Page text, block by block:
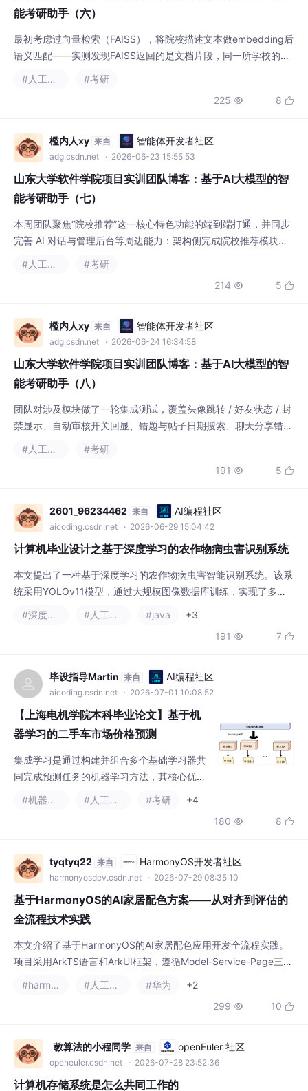
能考研助手（六）
最初考虑过向量检索（FAISS），将院校描述文本做embedding后
语义匹配——实测发现FAISS返回的是文档片段，同一所学校的多
描述某个专业，脱离了院校整体。（2）获取会话列表和聊天记
录：优先读Redis缓存，未命中则查MySQL分页查询，组装Messa
存（TTL 30分钟）
#考研
225  8 
檻内人xy 来自 智能体开发者社区
adg.csdn.net · 2026-06-23 15:55:53
山东大学软件学院项目实训团队博客：基于AI大模型的智
能考研助手（七）
本周团队聚焦“院校推荐”这一核心特色功能的端到端打通，并同步
完善 AI 对话与管理后台等周边能力：架构侧完成院校推荐模块设
alog 与 Admin 两大模块，前端完成院校推荐与 AI 智能匹配页
面。基于 uni-app 完成院校推荐表单页（采集本科层次、GPA、英
匹配
#考研
214  5 
檻内人xy 来自 智能体开发者社区
adg.csdn.net · 2026-06-24 16:34:58
山东大学软件学院项目实训团队博客：基于AI大模型的智
能考研助手（八）
团队对涉及模块做了一轮集成测试，覆盖头像跳转 / 好友状态 / 封
禁显示、自动审核开关回显、错题与帖子日期搜索、聊天分享错题
间非法、接口降级、大 ID 精度等边界场景，主用例与边界用例均
通过。本周作为项目的收尾阶段，团队以“填补空白、联调测试”为
交闭环，对 AI 小助手做了知识
#考研
191  5 
2601_96234462 来自 AI编程社区
aicoding.csdn.net · 2026-06-29 15:04:42
计算机毕业设计之基于深度学习的农作物病虫害识别系统
本文提出了一种基于深度学习的农作物病虫害智能识别系统。该系
统采用YOLOv11模型，通过大规模图像数据库训练，实现了多种
理（去噪、标准化、色彩校正等）、模型识别（输出病虫害类型、
位置及置信度）以及历史记录管理。实验表明，该系统能有效辅助
合监测平台，推动农业智能化发展。系统架构图与识别
#java
+3
191  7 
毕设指导Martin 来自 AI编程社区
aicoding.csdn.net · 2026-07-01 10:08:52
【上海电机学院本科毕业论文】基于机
器学习的二手车市场价格预测
集成学习是通过构建并组合多个基础学习器共
同完成预测任务的机器学习方法，其核心优势
体算法的稳定性与泛化能力。在二手车价格预
格之间的复杂关系，而集成学习通过对多个弱
学习器进行融合，可显著提升预测精度与鲁棒
#考研
+4
180  8 
tyqtyq22 来自 HarmonyOS开发者社区
harmonyosdev.csdn.net · 2026-07-29 08:35:10
基于HarmonyOS的AI家居配色方案——从对齐到评估的
全流程技术实践
本文介绍了基于HarmonyOS的AI家居配色应用开发全流程实践。
项目采用ArkTS语言和ArkUI框架，遵循Model-Service-Page三层
解决了家居配色专业知识门槛高、试错成本大等痛点。技术方案选
择ArkUI声明式框架、@State响应式驱动和Service层内置Mock策
#华为
+2
299  10 
教算法的小程同学 来自 openEuler 社区
openeuler.csdn.net · 2026-07-28 23:52:36
计算机存储系统是怎么共同工作的